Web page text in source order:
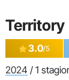
Territory
3.0/5
2024 / 1